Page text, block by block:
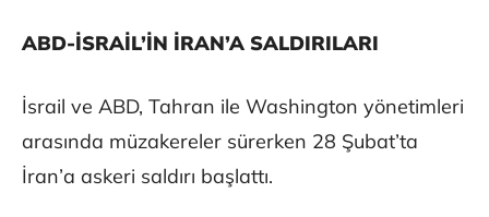
ABD-İSRAİL’İN İRAN’A SALDIRILARI
İsrail ve ABD, Tahran ile Washington yönetimleri
arasında müzakereler sürerken 28 Şubat’ta
İran’a askeri saldırı başlattı.